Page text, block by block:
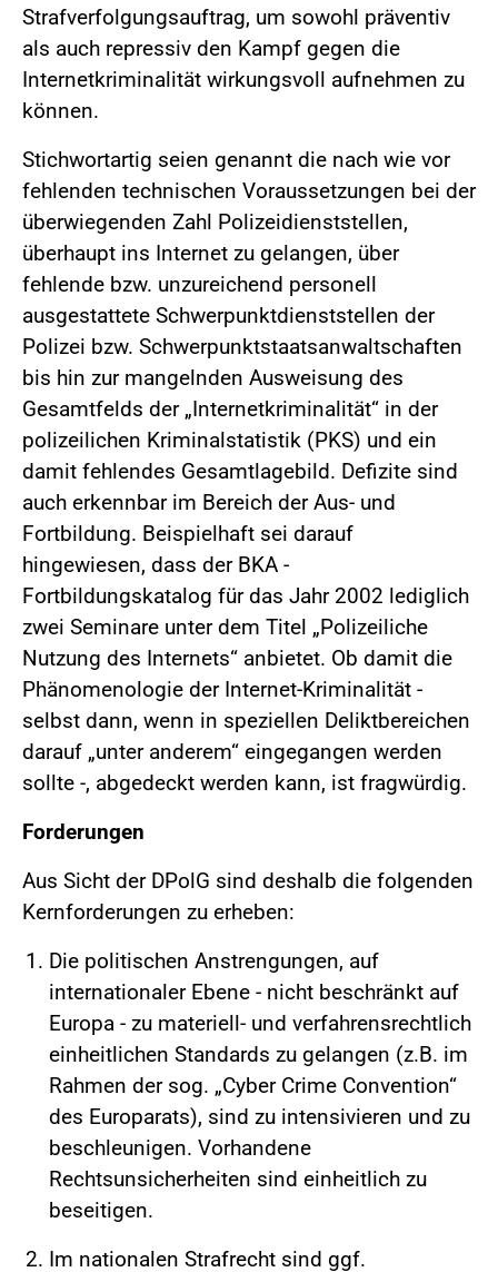
Strafverfolgungsauftrag, um sowohl präventiv
als auch repressiv den Kampf gegen die
Internetkriminalität wirkungsvoll aufnehmen zu
können.
Stichwortartig seien genannt die nach wie vor
fehlenden technischen Voraussetzungen bei der
überwiegenden Zahl Polizeidienststellen,
überhaupt ins Internet zu gelangen, über
fehlende bzw. unzureichend personell
ausgestattete Schwerpunktdienststellen der
Polizei bzw. Schwerpunktstaatsanwaltschaften
bis hin zur mangelnden Ausweisung des
Gesamtfelds der „Internetkriminalität“ in der
polizeilichen Kriminalstatistik (PKS) und ein
damit fehlendes Gesamtlagebild. Defizite sind
auch erkennbar im Bereich der Aus- und
Fortbildung. Beispielhaft sei darauf
hingewiesen, dass der BKA -
Fortbildungskatalog für das Jahr 2002 lediglich
zwei Seminare unter dem Titel „Polizeiliche
Nutzung des Internets“ anbietet. Ob damit die
Phänomenologie der Internet-Kriminalität -
selbst dann, wenn in speziellen Deliktbereichen
darauf „unter anderem“ eingegangen werden
sollte -, abgedeckt werden kann, ist fragwürdig.
Forderungen
Aus Sicht der DPolG sind deshalb die folgenden
Kernforderungen zu erheben:
Die politischen Anstrengungen, auf
internationaler Ebene - nicht beschränkt auf
Europa - zu materiell- und verfahrensrechtlich
einheitlichen Standards zu gelangen (z.B. im
Rahmen der sog. „Cyber Crime Convention“
des Europarats), sind zu intensivieren und zu
beschleunigen. Vorhandene
Rechtsunsicherheiten sind einheitlich zu
beseitigen.
Im nationalen Strafrecht sind ggf.